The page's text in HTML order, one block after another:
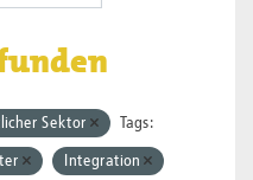
Sektor Tags:
Integration